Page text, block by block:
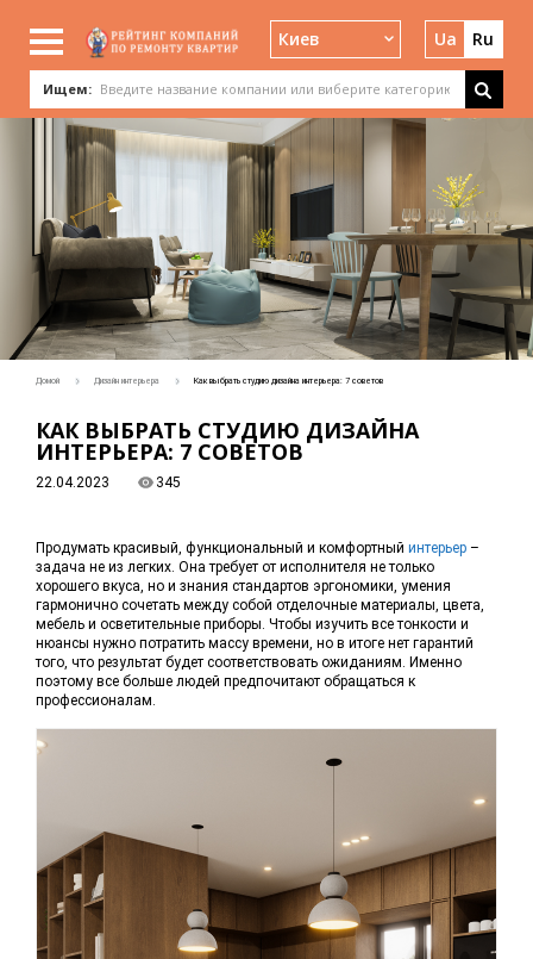
Киев Ua Ru
Ищем:
Домой Дизайн интерьера Как выбрать студию дизайна интерьера: 7 советов
КАК ВЫБРАТЬ СТУДИЮ ДИЗАЙНА
ИНТЕРЬЕРА: 7 СОВЕТОВ
22.04.2023 345
Продумать красивый, функциональный и комфортный интерьер –
задача не из легких. Она требует от исполнителя не только
хорошего вкуса, но и знания стандартов эргономики, умения
гармонично сочетать между собой отделочные материалы, цвета,
мебель и осветительные приборы. Чтобы изучить все тонкости и
нюансы нужно потратить массу времени, но в итоге нет гарантий
того, что результат будет соответствовать ожиданиям. Именно
поэтому все больше людей предпочитают обращаться к
профессионалам.